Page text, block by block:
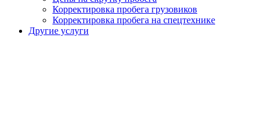
Корректировка пробега грузовиков
Корректировка пробега на спецтехнике
Другие услуги